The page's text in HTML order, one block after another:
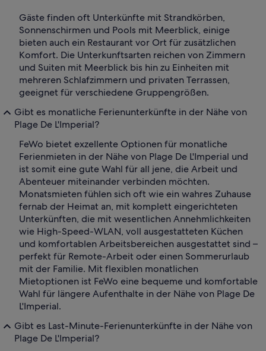
Gäste finden oft Unterkünfte mit Strandkörben,
Sonnenschirmen und Pools mit Meerblick, einige
bieten auch ein Restaurant vor Ort für zusätzlichen
Komfort. Die Unterkunftsarten reichen von Zimmern
und Suiten mit Meerblick bis hin zu Einheiten mit
mehreren Schlafzimmern und privaten Terrassen,
geeignet für verschiedene Gruppengrößen.
Gibt es monatliche Ferienunterkünfte in der Nähe von
Plage De L'Imperial?
FeWo bietet exzellente Optionen für monatliche
Ferienmieten in der Nähe von Plage De L'Imperial und
ist somit eine gute Wahl für all jene, die Arbeit und
Abenteuer miteinander verbinden möchten.
Monatsmieten fühlen sich oft wie ein wahres Zuhause
fernab der Heimat an, mit komplett eingerichteten
Unterkünften, die mit wesentlichen Annehmlichkeiten
wie High-Speed-WLAN, voll ausgestatteten Küchen
und komfortablen Arbeitsbereichen ausgestattet sind –
perfekt für Remote-Arbeit oder einen Sommerurlaub
mit der Familie. Mit flexiblen monatlichen
Mietoptionen ist FeWo eine bequeme und komfortable
Wahl für längere Aufenthalte in der Nähe von Plage De
L'Imperial.
Gibt es Last-Minute-Ferienunterkünfte in der Nähe von
Plage De L'Imperial?